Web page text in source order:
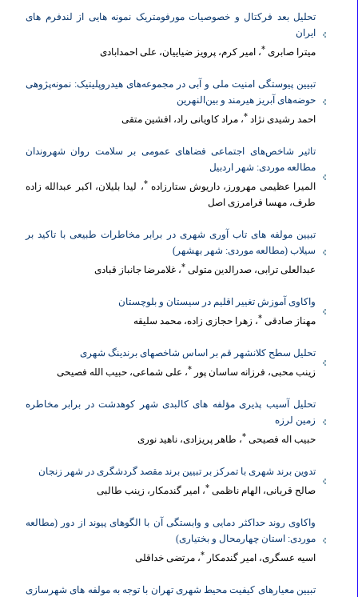
در این پایگاه با ذکر منبع آزاد است. با توجه به درخواست کمیسیون نشریات
نویسندگان محترم درخواست می‌شود قبل از ارسال مقاله به نشریه نسبت به
اخذ کد شناسه پژوهشگر ORCID و رایانامه دانشگاهی/سازمانی اقدام
فایل‌ها و فرم‌های لازم:چهار فایل ضروری که باید از طریق سامانۀ دریافت
مقاله‌ها ارسال شوند: ۱.
فایل اصلی مقاله(بدون نام نویسندگان و با رعایت
راهنمای نویسندگان)، ۲.
فایل مشخصات نویسندگان
نویسندگان(باید شامل عنوان مقاله و نام و نام خانوادگی تمام نویسندگان
باشد و به امضای همه نویسندگان رسیده باشد)؛ ۴.
توسط نویسنده مسئول امضاء و به همراه فایل مقاله بارگذاری شود)؛
تحلیل بعد فرکتال و خصوصیات مورفومتریک نمونه هایی از لندفرم های
ایران
میترا صابری ، امیر کرم، پرویز ضیاییان، علی احمدابادی
تبیین پیوستگی امنیت ملی و آبی در مجموعه‌های هیدروپلیتیک: نمونه‌پژوهی‌
حوضه‌های آبریز هیرمند و بین‌النهرین
احمد رشیدی نژاد ، مراد کاویانی راد، افشین متقی
تاثیر شاخص‌های اجتماعی فضاهای عمومی بر سلامت روان شهروندان
مطالعه موردی: شهر اردبیل
المیرا عظیمی مهرورز، داریوش ستارزاده ، لیدا بلیلان، اکبر عبدالله زاده
طرف، مهسا فرامرزی اصل
تبیین مولفه های تاب آوری شهری در برابر مخاطرات طبیعی با تاکید بر
سیلاب (مطالعه موردی: شهر بهشهر)
عبدالعلی ترابی، صدرالدین متولی
، غلامرضا جانباز قبادی
واکاوی آموزش تغییر اقلیم در سیستان و بلوچستان
مهناز صادقی
، زهرا حجازی زاده، محمد سلیقه
تحلیل سطح کلانشهر قم بر اساس شاخصهای برندینگ شهری
زینب محبی، فرزانه ساسان پور ، علی شماعی، حبیب الله فصیحی
تحلیل آسیب پذیری مؤلفه های کالبدی شهر کوهدشت در برابر مخاطره
زمین لرزه
حبیب اله فصیحی
، طاهر پریزادی، ناهید نوری
تدوین برند شهری با تمرکز بر تبیین برند مقصد گردشگری در شهر زنجان
صالح قربانی، الهام ناظمی
، امیر گندمکار، زینب طالبی
واکاوی روند حداکثر دمایی و وابستگی آن با الگوهای پیوند از دور (مطالعه
موردی: استان چهارمحال و بختیاری)
اسیه عسگری، امیر گندمکار ، مرتضی خداقلی
تبیین معیارهای کیفیت محیط شهری تهران با توجه به مولفه های شهرسازی